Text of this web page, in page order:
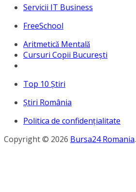
Servicii IT Business
FreeSchool
Aritmeticǎ Mentalǎ
Cursuri Copii București
Top 10 Ştiri
Ştiri România
Politica de confidențialitate
Copyright © 2026 Bursa24 Romania.